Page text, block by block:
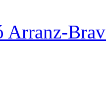
Arranz-